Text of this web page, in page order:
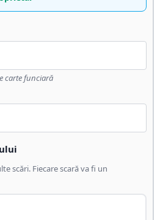
carte funciară
scări. Fiecare scară va fi un